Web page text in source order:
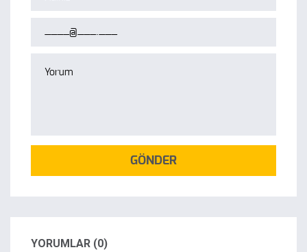
GÖNDER
YORUMLAR (0)